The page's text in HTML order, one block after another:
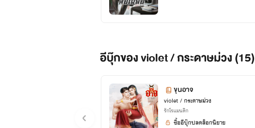
อีบุ๊กของ violet / กระดาษม่วง (15)
ขุนอาจ
violet / กระดาษม่วง
รักโรแมนติก
ซื้ออีบุ๊กปลดล็อกนิยาย